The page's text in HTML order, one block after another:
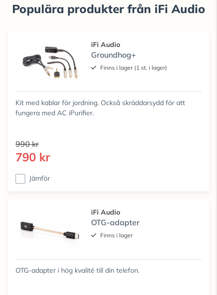
Populära produkter från iFi Audio
iFi Audio
Groundhog+
Finns i lager (1 st. i lager)
Kit med kablar för jordning. Också skräddarsydd för att
fungera med AC iPurifier.
990 kr
790 kr
Jämför
iFi Audio
OTG-adapter
Finns i lager
OTG-adapter i hög kvalité till din telefon.